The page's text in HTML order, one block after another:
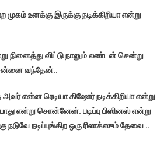
முகம் உனக்கு இருக்கு நடிக்கிறியா என்று
நினைத்து விட்டு நானும் லண்டன் சென்று
சென்னை வந்தேன்..
அவர் என்ன ரெடியா கிஷோர் நடிக்கிறியா என்று
என்று சொன்னேன். படிப்பு பிஸினஸ் என்று
நடிப்புங்கிற ஒரு ரிலாக்ஸும் தேவை ..